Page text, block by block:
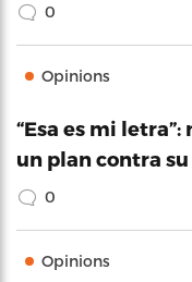
0
Opinions
“Esa es mi
un plan contra
0
Opinions